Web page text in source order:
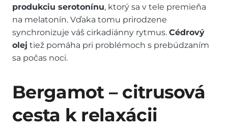
produkciu serotonínu, ktorý sa v tele premieňa
na melatonín. Vďaka tomu prirodzene
synchronizuje váš cirkadiánny rytmus. Cédrový
olej tiež pomáha pri problémoch s prebúdzaním
sa počas noci.
Bergamot – citrusová
cesta k relaxácii